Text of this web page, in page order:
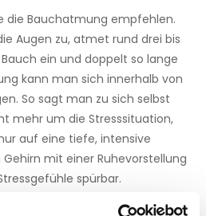
die Bauchatmung empfehlen.
Augen zu, atmet rund drei bis
ein und doppelt so lange
kann man sich innerhalb von
So sagt man zu sich selbst
mehr um die Stresssituation,
auf eine tiefe, intensive
mit einer Ruhevorstellung
spürbar.